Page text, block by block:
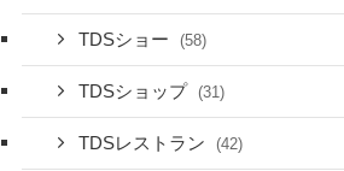
TDSショー (58)
TDSショップ (31)
TDSレストラン (42)